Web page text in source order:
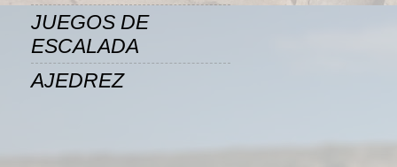
JUEGOS DE
ESCALADA
AJEDREZ